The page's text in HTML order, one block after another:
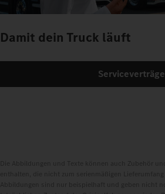
Damit dein Truck läuft
Serviceverträge